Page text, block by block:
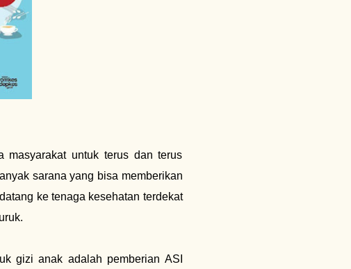
masyarakat untuk terus dan terus
sarana yang bisa memberikan
ke tenaga kesehatan terdekat
gizi anak adalah pemberian ASI